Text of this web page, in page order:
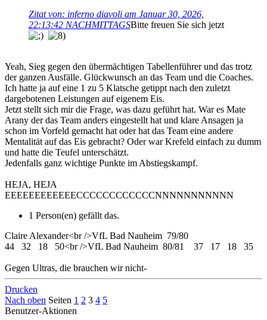
Zitat von: inferno diavoli am Januar 30, 2026,
22:13:42 NACHMITTAGSBitte freuen Sie sich jetzt
Yeah, Sieg gegen den übermächtigen Tabellenführer und das trotz
der ganzen Ausfälle. Glückwunsch an das Team und die Coaches.
Ich hatte ja auf eine 1 zu 5 Klatsche getippt nach den zuletzt
dargebotenen Leistungen auf eigenem Eis.
Jetzt stellt sich mir die Frage, was dazu geführt hat. War es Mate
Arany der das Team anders eingestellt hat und klare Ansagen ja
schon im Vorfeld gemacht hat oder hat das Team eine andere
Mentalität auf das Eis gebracht? Oder war Krefeld einfach zu dumm
und hatte die Teufel unterschätzt.
Jedenfalls ganz wichtige Punkte im Abstiegskampf.
HEJA, HEJA
EEEEEEEEEEEECCCCCCCCCCCCNNNNNNNNNNN
1 Person(en) gefällt das.
Claire Alexander<br />VfL Bad Nauheim 79/80
44 32 18 50<br />VfL Bad Nauheim 80/81 37 17 18 35
Gegen Ultras, die brauchen wir nicht-
Drucken
Nach oben Seiten 1 2 3 4 5
Benutzer-Aktionen